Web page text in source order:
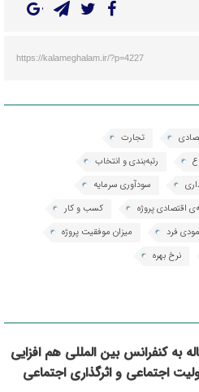
https://kalameghalam.ir/?p=4227
تجارت
رتبه‌بندی و انتخاب
سودآوری سرمایه
اقتصادی پروژه
کسب و کار
فرد
میزان موفقیت پروژه
نرخ بهره
به کنفرانس بین المللی هم افزایی
اجتماعی و اثرگذاری اجتماعی